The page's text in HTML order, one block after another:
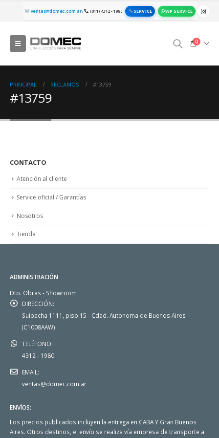
ventas@domec.com.ar| (011) 4312 - 1980 SERVICE WP SERVICE
0
PRINCIPAL RECLAMOS #13759
#13759
CONTACTO
Atención al cliente
Service oficial / Garantías
Nosotros
Tienda
ADMINISTRACIÓN
Dto. Obras - Showroom
DIRECCIÓN:
Suipacha 1111, piso 15 - Cdad. Autonoma de Buenos Aires
(C1008AAW)
TELÉFONO:
4312 - 1980
EMAIL:
ventas@domec.com.ar
ENVÍOS:
Los precios publicados incluyen la entrega en CABA Y Gran Buenos
Aires. Otros destinos, el envío se realiza vía empresa de transporte a